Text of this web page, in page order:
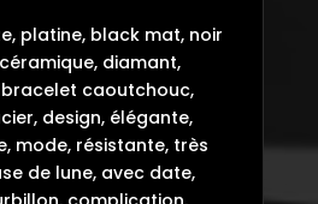
platine, black mat, noir
diamant,
caoutchouc,
design, élégante,
mode, résistante, très
de lune, avec date,